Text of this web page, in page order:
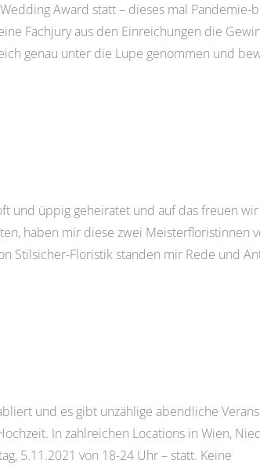
Award statt – dieses mal Pandemie-
Fachjury aus den Einreichungen die
genau unter die Lupe genommen und
und üppig geheiratet und auf das freuen
haben mir diese zwei Meisterfloristinnen
Stilsicher-Floristik standen mir Rede und
und es gibt unzählige abendliche
In zahlreichen Locations in Wien,
5.11.2021 von 18-24 Uhr – statt. Keine